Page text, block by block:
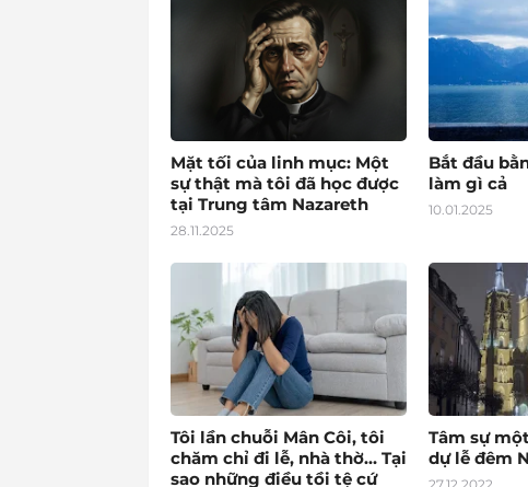
Mặt tối của linh mục: Một
sự thật mà tôi đã học được
tại Trung tâm Nazareth
28.11.2025
Bắt đầu
làm gì cả
10.01.2025
Tôi lần chuỗi Mân Côi, tôi
chăm chỉ đi lễ, nhà thờ… Tại
sao những điều tồi tệ cứ
Tâm sự
dự lễ đêm